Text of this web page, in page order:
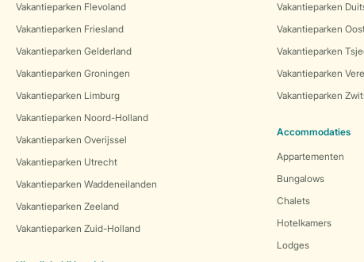
Vakantieparken Flevoland
Vakantieparken Friesland
Vakantieparken Gelderland
Vakantieparken Groningen
Vakantieparken Limburg
Vakantieparken Noord-Holland
Vakantieparken Overijssel
Vakantieparken Utrecht
Vakantieparken Waddeneilanden
Vakantieparken Zeeland
Vakantieparken Zuid-Holland
Vakantieparken
Vakantieparken
Vakantieparken
Vakantieparken
Vakantieparken
Accommodaties
Appartementen
Bungalows
Chalets
Hotelkamers
Lodges